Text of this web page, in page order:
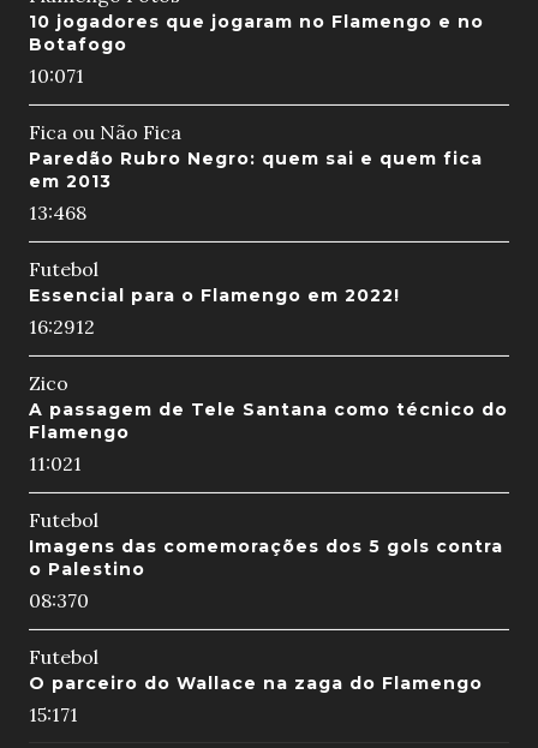
10 jogadores que jogaram no Flamengo e no
Botafogo
10:071
Fica ou Não Fica
Paredão Rubro Negro: quem sai e quem fica
em 2013
13:468
Futebol
Essencial para o Flamengo em 2022!
16:2912
Zico
A passagem de Tele Santana como técnico do
Flamengo
11:021
Futebol
Imagens das comemorações dos 5 gols contra
o Palestino
08:370
Futebol
O parceiro do Wallace na zaga do Flamengo
15:171